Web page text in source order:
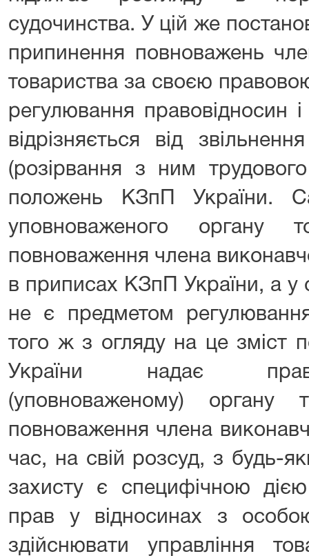
судочинства. У цій же
припинення повноважень
товариства за своєю
регулювання правовідносин
відрізняється від
(розірвання з ним
положень КЗпП України.
уповноваженого органу
повноваження члена
в приписах КЗпП України, а у
не є предметом
того ж з огляду на це зміст
України надає
(уповноваженому) органу
повноваження члена
час, на свій розсуд, з будь-
захисту є специфічною
прав у відносинах з
здійснювати управління